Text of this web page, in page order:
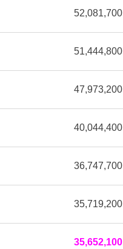
52,081,700
51,444,800
47,973,200
40,044,400
36,747,700
35,719,200
35,652,100